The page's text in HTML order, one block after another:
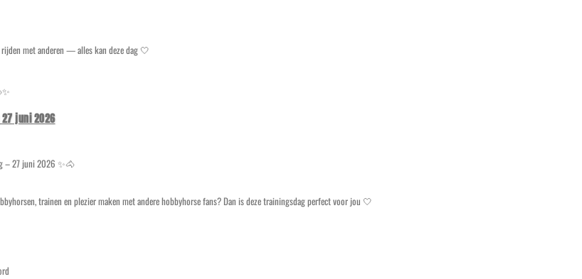
met anderen — alles kan deze dag 🤍
juni 2026
– 27 juni 2026 ✨🐴
trainen en plezier maken met andere hobbyhorse fans? Dan is deze trainingsdag perfect voor jou 🤍